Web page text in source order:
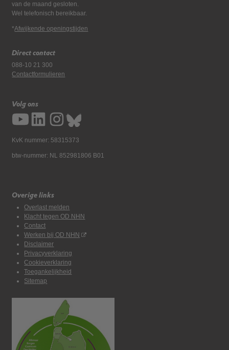
van de maand gesloten.
Wel telefonisch bereikbaar.
*Afwijkende openingstijden
Direct contact
088-10 21 300
Contactformulieren
Volg ons
KvK nummer: 58315373
btw-nummer: NL 852981806 B01
Overige links
Overlast melden
Klacht tegen OD NHN
Contact
Werken bij OD NHN
Disclaimer
Privacyverklaring
Cookieverklaring
Toegankelijkheid
Sitemap